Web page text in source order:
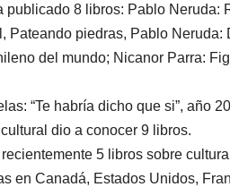
publicado 8 libros: Pablo
Pateando piedras, Pablo
del mundo; Nicanor Parra:
“Te habría dicho que si”, año
dio a conocer 9 libros.
5 libros sobre
en Canadá, Estados Unidos,